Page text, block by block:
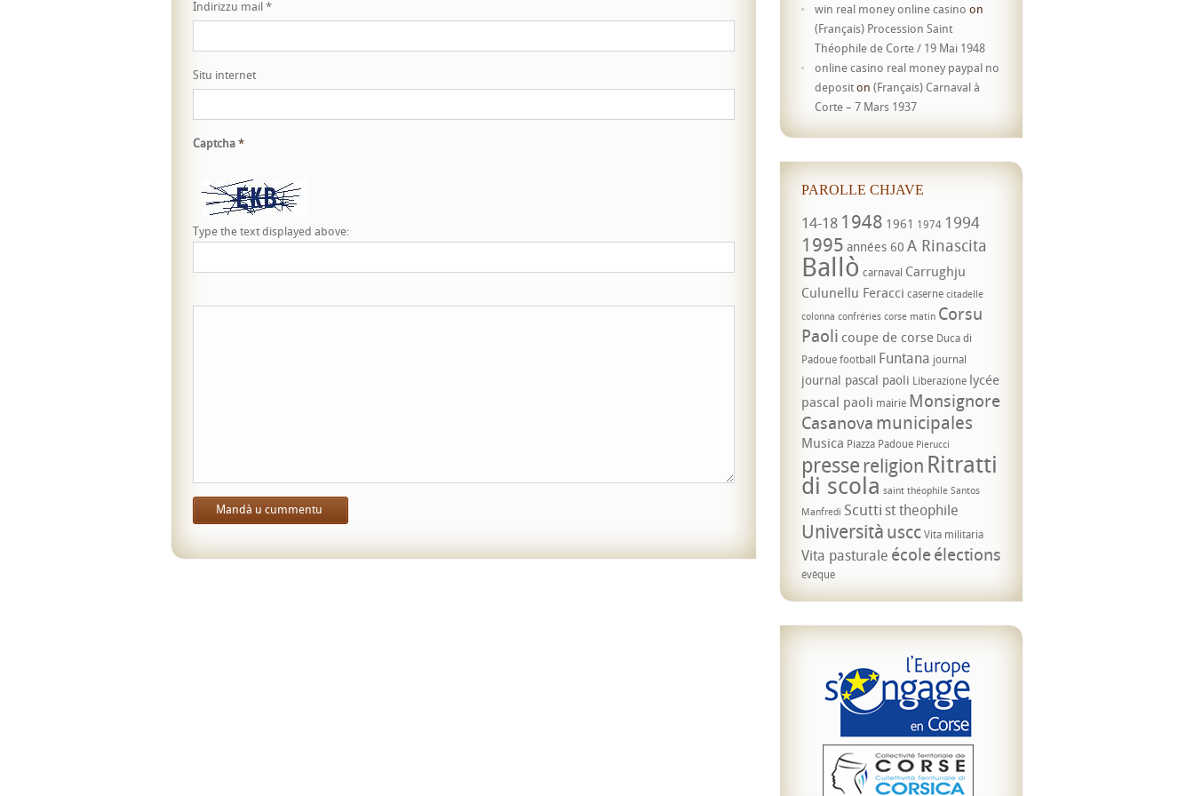
Indirizzu mail*
Situ internet
Captcha*
Type the text displayed above:
win real money online casino on
(Français) Procession Saint
Théophile de Corte / 19 Mai 1948
online casino real money paypal no
depositon (Français) Carnaval à
Corte – 7 Mars 1937
PAROLLE CHJAVE
14-18 1948 1961 1974 1994
1995 années 60 A Rinascita
Ballò carnaval Carrughju
Culunellu Feracci caserne citadelle
colonna confréries corse matin Corsu
Paoli coupe de corse Duca di
Padouefootball Funtana journal
journal pascal paoli Liberazione lycée
pascal paoli mairie Monsignore
Casanova municipales
Musica Piazza Padoue Pierucci
pressereligion Ritratti
di scola saint théophile Santos
Manfredi Scuttist theophile
UniversitàusccVita militaria
Vita pasturale écoleélections
évêque